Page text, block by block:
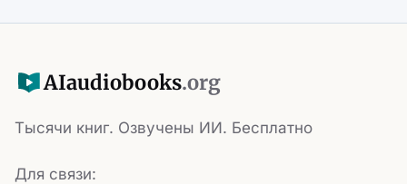
AIaudiobooks.org
Тысячи книг. Озвучены ИИ. Бесплатно
Для связи: